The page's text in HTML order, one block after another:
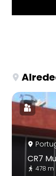
CR7
478 m